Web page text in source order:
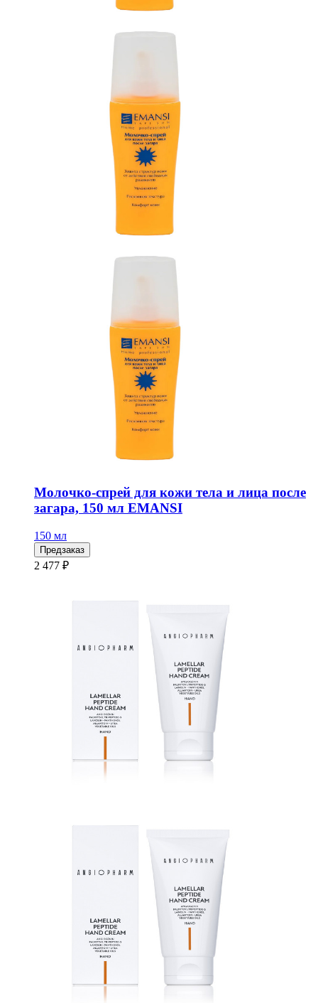
Молочко-спрей для кожи тела и лица после
загара, 150 мл EMANSI
150 мл
Предзаказ
2 477 ₽